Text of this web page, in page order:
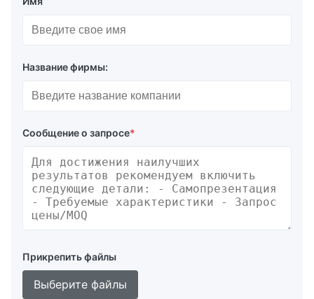
Название фирмы:
Сообщение о запросе*
Прикрепить файлы
Выберите файлы